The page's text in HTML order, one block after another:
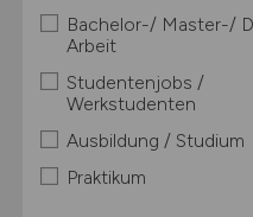
Bachelor-/ Master-/
Arbeit
Studentenjobs /
Werkstudenten
Ausbildung / Studium
Praktikum